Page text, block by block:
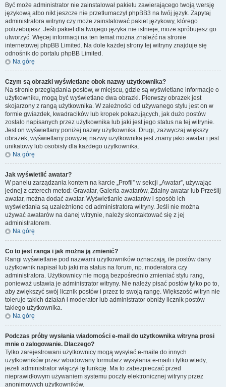
Być może administrator nie zainstalował pakietu zawierającego twoją wersję
językową albo nikt jeszcze nie przetłumaczył phpBB3 na twój język. Zapytaj
administratora witryny czy może zainstalować pakiet językowy, którego
potrzebujesz. Jeśli pakiet dla twojego języka nie istnieje, może spróbujesz go
utworzyć. Więcej informacji na ten temat można znaleźć na stronie
internetowej phpBB Limited. Na dole każdej strony tej witryny znajduje się
odnośnik do portalu phpBB Limited.
Na górę
Czym są obrazki wyświetlane obok nazwy użytkownika?
Na stronie przeglądania postów, w miejscu, gdzie są wyświetlane informacje o
użytkowniku, mogą być wyświetlane dwa obrazki. Pierwszy obrazek jest
skojarzony z rangą użytkownika. W zależności od używanego stylu jest on w
formie gwiazdek, kwadracików lub kropek pokazujących, jak dużo postów
zostało napisanych przez użytkownika lub jaki jest jego status na tej witrynie.
Jest on wyświetlany poniżej nazwy użytkownika. Drugi, zazwyczaj większy
obrazek, wyświetlany powyżej nazwy użytkownika jest znany jako awatar i jest
unikatowy lub osobisty dla każdego użytkownika.
Na górę
Jak wyświetlić awatar?
W panelu zarządzania kontem na karcie „Profil” w sekcji „Awatar”, używając
jednej z czterech metod: Gravatar, Galeria awatarów, Zdalny awatar lub Prześlij
awatar, można dodać awatar. Wyświetlanie awatarów i sposób ich
wyświetlania są uzależnione od administratora witryny. Jeśli nie można
używać awatarów na danej witrynie, należy skontaktować się z jej
administratorem.
Na górę
Co to jest ranga i jak można ją zmienić?
Rangi wyświetlane pod nazwami użytkowników oznaczają, ile postów dany
użytkownik napisał lub jaki ma status na forum, np. moderatora czy
administratora. Użytkownicy nie mogą bezpośrednio zmieniać stylu rang,
ponieważ ustawia je administrator witryny. Nie należy pisać postów tylko po to,
aby zwiększyć swój licznik postów i przez to swoją rangę. Większość witryn nie
toleruje takich działań i moderator lub administrator obniży licznik postów
takiego użytkownika.
Na górę
Podczas próby wysłania wiadomości e-mail do użytkownika witryna prosi
mnie o zalogowanie. Dlaczego?
Tylko zarejestrowani użytkownicy mogą wysyłać e-maile do innych
użytkowników przez wbudowany formularz wysyłania e-maili i tylko wtedy,
jeżeli administrator włączył tę funkcję. Ma to zabezpieczać przed
nieprawidłowym używaniem systemu poczty elektronicznej witryny przez
anonimowych użytkowników.